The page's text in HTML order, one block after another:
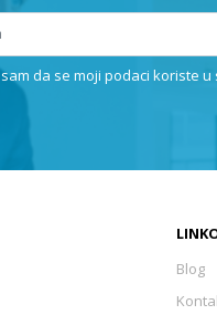
da se moji podaci koriste
Blog